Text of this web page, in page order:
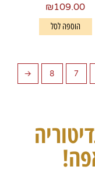
₪109.00
הוספה לסל
7
8
←